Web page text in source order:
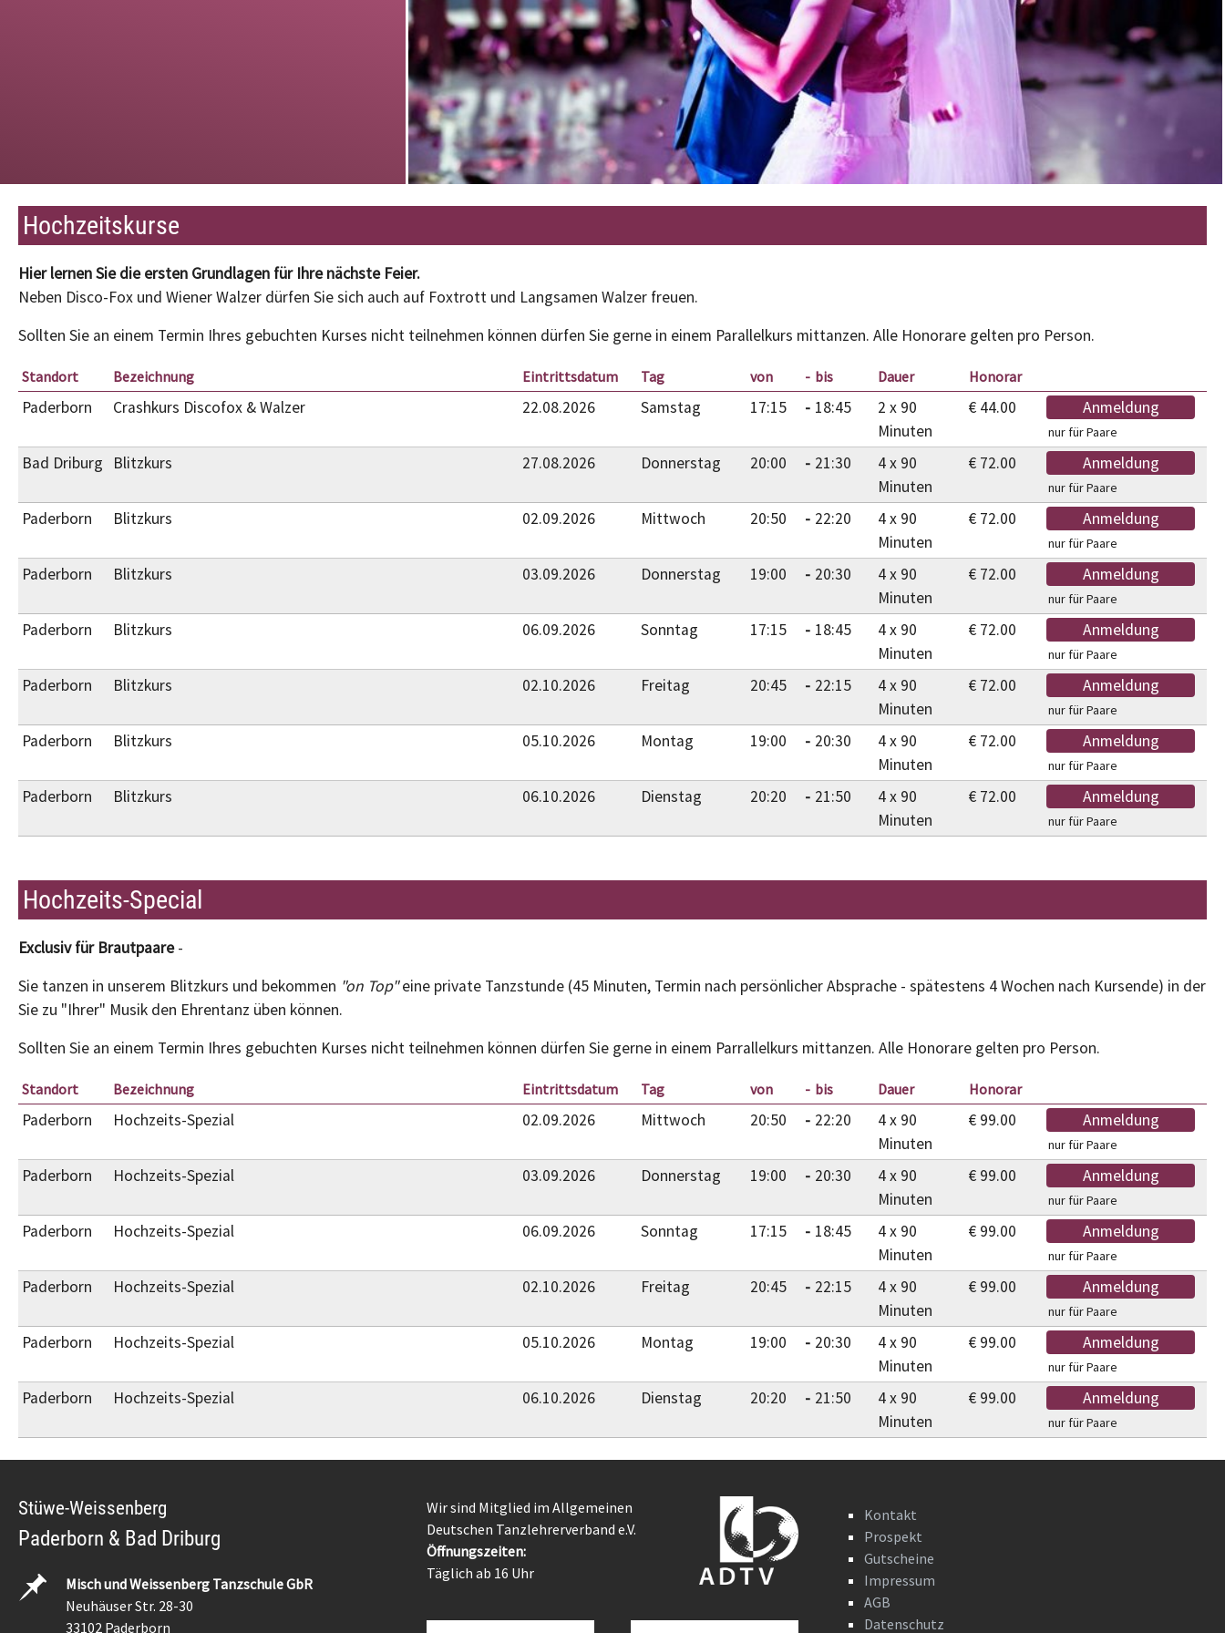
Hochzeitskurse
Hier lernen Sie die ersten Grundlagen für Ihre nächste Feier.
Neben Disco-Fox und Wiener Walzer dürfen Sie sich auch auf Foxtrott und Langsamen Walzer freuen.
Sollten Sie an einem Termin Ihres gebuchten Kurses nicht teilnehmen können dürfen Sie gerne in einem Parallelkurs mittanzen. Alle Honorare gelten pro Person.
Standort Bezeichnung Eintrittsdatum Tag von bis Dauer Honorar
Paderborn Crashkurs Discofox & Walzer 22.08.2026 Samstag 17:15 18:45
2 x 90
Minuten
€ 44.00 Anmeldung
nur für Paare
Bad Driburg Blitzkurs 27.08.2026 Donnerstag 20:00 21:30
4 x 90
Minuten
€ 72.00 Anmeldung
nur für Paare
Paderborn Blitzkurs 02.09.2026 Mittwoch 20:50 22:20
4 x 90
Minuten
€ 72.00 Anmeldung
nur für Paare
Paderborn Blitzkurs 03.09.2026 Donnerstag 19:00 20:30
4 x 90
Minuten
€ 72.00 Anmeldung
nur für Paare
Paderborn Blitzkurs 06.09.2026 Sonntag 17:15 18:45
4 x 90
Minuten
€ 72.00 Anmeldung
nur für Paare
Paderborn Blitzkurs 02.10.2026 Freitag 20:45 22:15
4 x 90
Minuten
€ 72.00 Anmeldung
nur für Paare
Paderborn Blitzkurs 05.10.2026 Montag 19:00 20:30
4 x 90
Minuten
€ 72.00 Anmeldung
nur für Paare
Paderborn Blitzkurs 06.10.2026 Dienstag 20:20 21:50
4 x 90
Minuten
€ 72.00 Anmeldung
nur für Paare
Hochzeits-Special
Exclusiv für Brautpaare-
Sie tanzen in unserem Blitzkurs und bekommen "on Top"eine private Tanzstunde (45 Minuten, Termin nach persönlicher Absprache - spätestens 4 Wochen nach Kursende) in der
Sie zu "Ihrer" Musik den Ehrentanz üben können.
Sollten Sie an einem Termin Ihres gebuchten Kurses nicht teilnehmen können dürfen Sie gerne in einem Parrallelkurs mittanzen. Alle Honorare gelten pro Person.
Standort Bezeichnung Eintrittsdatum Tag von bis Dauer Honorar
Paderborn Hochzeits-Spezial 02.09.2026 Mittwoch 20:50 22:20
4 x 90
Minuten
€ 99.00 Anmeldung
nur für Paare
Paderborn Hochzeits-Spezial 03.09.2026 Donnerstag 19:00 20:30
4 x 90
Minuten
€ 99.00 Anmeldung
nur für Paare
Paderborn Hochzeits-Spezial 06.09.2026 Sonntag 17:15 18:45
4 x 90
Minuten
€ 99.00 Anmeldung
nur für Paare
Paderborn Hochzeits-Spezial 02.10.2026 Freitag 20:45 22:15
4 x 90
Minuten
€ 99.00 Anmeldung
nur für Paare
Paderborn Hochzeits-Spezial 05.10.2026 Montag 19:00 20:30
4 x 90
Minuten
€ 99.00 Anmeldung
nur für Paare
Paderborn Hochzeits-Spezial 06.10.2026 Dienstag 20:20 21:50
4 x 90
Minuten
€ 99.00 Anmeldung
nur für Paare
Stüwe-Weissenberg
Paderborn & Bad Driburg
Misch und Weissenberg Tanzschule GbR
Neuhäuser Str. 28-30
33102 Paderborn
Wir sind Mitglied im Allgemeinen
Deutschen Tanzlehrerverband e.V.
Öffnungszeiten:
Täglich ab 16 Uhr
Kontakt
Prospekt
Gutscheine
Impressum
AGB
Datenschutz